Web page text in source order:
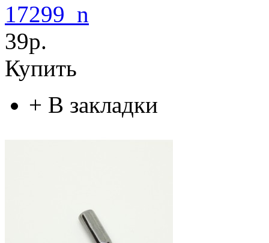
17299_n
39р.
Купить
+ В закладки